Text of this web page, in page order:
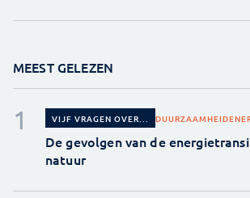
MEEST GELEZEN
VIJF VRAGEN OVER... DUURZAAMHEID
De gevolgen van de
natuur